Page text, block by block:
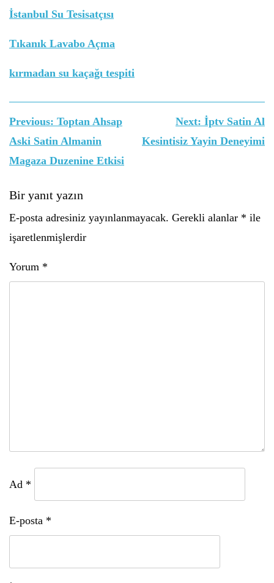
İstanbul Su Tesisatçısı
Tıkanık Lavabo Açma
kırmadan su kaçağı tespiti
Yazı
gezinmesi
Previous: Toptan Ahsap
Aski Satin Almanin
Magaza Duzenine Etkisi
Next: İptv Satin Al
Kesintisiz Yayin Deneyimi
Bir yanıt yazın
E-posta adresiniz yayınlanmayacak. Gerekli alanlar * ile
işaretlenmişlerdir
Yorum *
Ad *
E-posta *